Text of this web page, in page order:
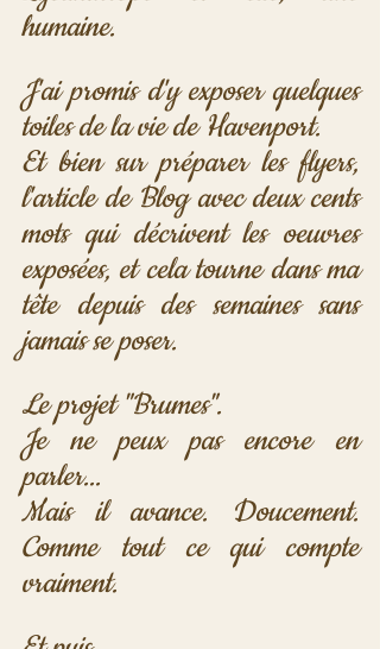
humaine.
J'ai promis d'y exposer quelques
toiles de la vie de Havenport.
Et bien sur préparer les flyers,
l'article de Blog avec deux cents
mots qui décrivent les oeuvres
exposées, et cela tourne dans ma
tête depuis des semaines sans
jamais se poser.
Le projet "Brumes".
Je ne peux pas encore en
parler...
Mais il avance. Doucement.
Comme tout ce qui compte
vraiment.